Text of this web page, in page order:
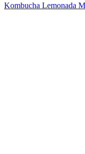
Kombucha Lemonada